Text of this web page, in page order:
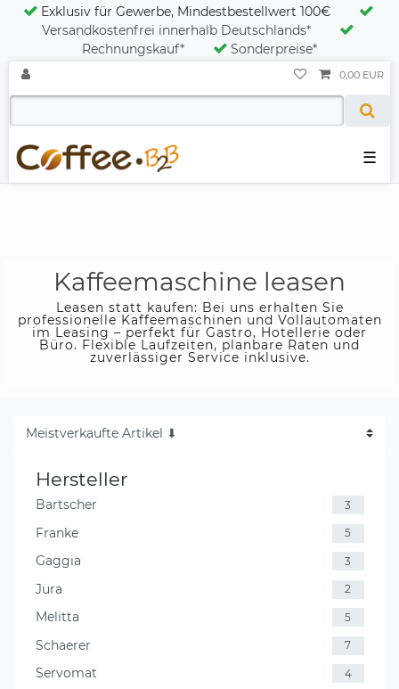
Exklusiv für Gewerbe, Mindestbestellwert 100€
Versandkostenfrei innerhalb Deutschlands*
Rechnungskauf*
Sonderpreise*
☰
0,00 EUR
Kaffeemaschine leasen
Leasen statt kaufen: Bei uns erhalten Sie
professionelle Kaffeemaschinen und Vollautomaten
im Leasing – perfekt für Gastro, Hotellerie oder
Büro. Flexible Laufzeiten, planbare Raten und
zuverlässiger Service inklusive.
Hersteller
Bartscher 3
Franke 5
Gaggia 3
Jura 2
Melitta 5
Schaerer 7
Servomat 4